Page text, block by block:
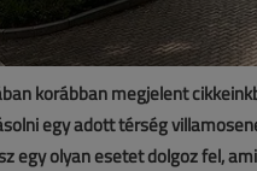
korábban megjelent
egy adott térség
egy olyan esetet dolgoz fel,